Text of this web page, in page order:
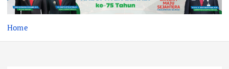
Home